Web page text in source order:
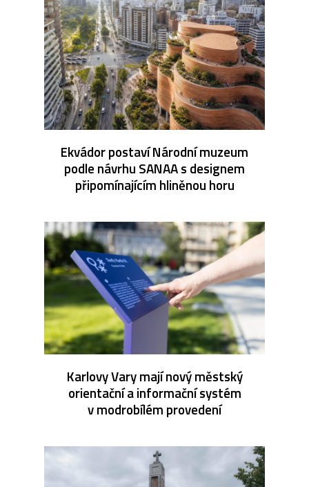
Ekvádor postaví Národní muzeum
podle návrhu SANAA s designem
připomínajícím hliněnou horu
Karlovy Vary mají nový městský
orientační a informační systém
v modrobílém provedení